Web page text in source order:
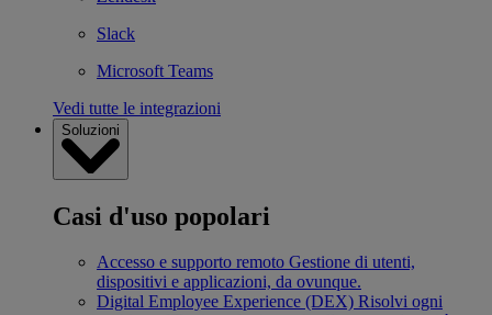
Slack
Microsoft Teams
Vedi tutte le integrazioni
Soluzioni
Casi d'uso popolari
Accesso e supporto remoto Gestione di utenti,
dispositivi e applicazioni, da ovunque.
Digital Employee Experience (DEX) Risolvi ogni